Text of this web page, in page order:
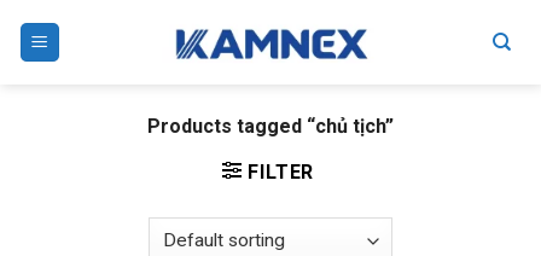
Products tagged “chủ tịch”
FILTER